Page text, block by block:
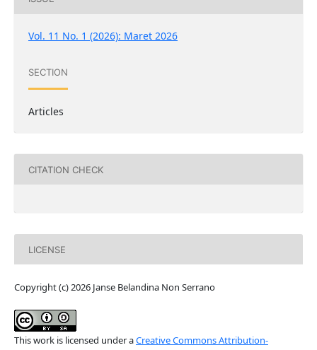
Vol. 11 No. 1 (2026): Maret 2026
SECTION
Articles
CITATION CHECK
LICENSE
Copyright (c) 2026 Janse Belandina Non Serrano
This work is licensed under aCreative Commons Attribution-